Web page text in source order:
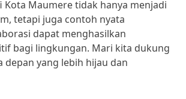
Kota Maumere tidak hanya menjadi
tetapi juga contoh nyata
dapat menghasilkan
bagi lingkungan. Mari kita dukung
depan yang lebih hijau dan